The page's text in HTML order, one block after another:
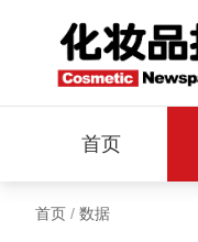
首页
首页 / 数据